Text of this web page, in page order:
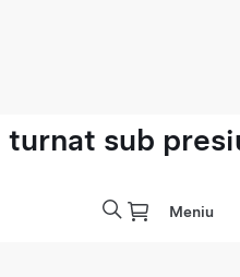
sub
Meniu